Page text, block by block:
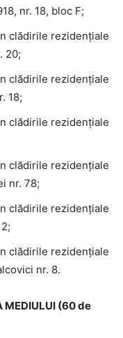
nr. 18, bloc F;
clădirile rezidențiale
20;
clădirile rezidențiale
18;
clădirile rezidențiale
clădirile rezidențiale
nr. 78;
clădirile rezidențiale
clădirile rezidențiale
nr. 8.
MEDIULUI (60 de